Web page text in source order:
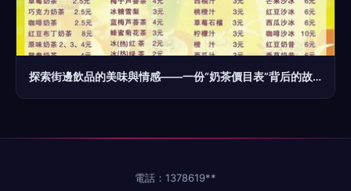
探索街邊飲品的美味與情感——一份“奶茶價目表”背后的故事
電話：1378619**